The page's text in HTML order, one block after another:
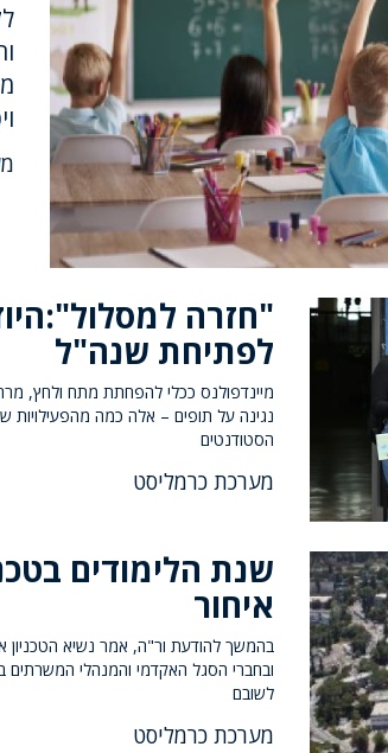
"חזרה
לפתיחת שנה"ל
מיינדפולנס ככלי להפחתת מתח ולחץ,
נגינה על תופים – אלה כמה מהפעילויות
הסטודנטים
מערכת כרמליסט
שנת הלימודים
איחור
בהמשך להודעת ור"ה, אמר נשיא הטכניון
ובחברי הסגל האקדמי והמנהלי המשרתים
לשובם
מערכת כרמליסט